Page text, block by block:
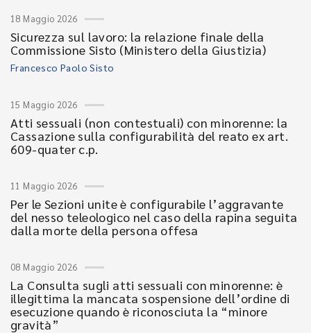
18 Maggio 2026
Sicurezza sul lavoro: la relazione finale della
Commissione Sisto (Ministero della Giustizia)
Francesco Paolo Sisto
15 Maggio 2026
Atti sessuali (non contestuali) con minorenne: la
Cassazione sulla configurabilità del reato ex art.
609-quater c.p.
11 Maggio 2026
Per le Sezioni unite è configurabile l’aggravante
del nesso teleologico nel caso della rapina seguita
dalla morte della persona offesa
08 Maggio 2026
La Consulta sugli atti sessuali con minorenne: è
illegittima la mancata sospensione dell’ordine di
esecuzione quando è riconosciuta la “minore
gravità”